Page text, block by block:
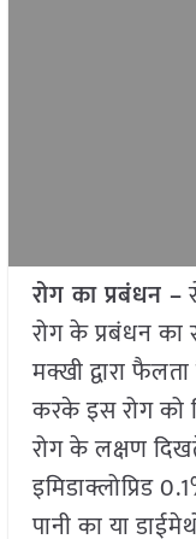
रोग का प्रबंधन –
रोग के प्रबंधन
मक्खी द्वारा
करके इस रोग को
रोग के लक्षण
इमिडाक्लोप्रिड
पानी का या